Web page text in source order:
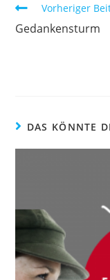
Weitere
Artikel
ansehen
Vorheriger
Gedankensturm
DAS KÖNNTE